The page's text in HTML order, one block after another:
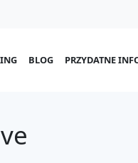
BLOG PRZYDATNE